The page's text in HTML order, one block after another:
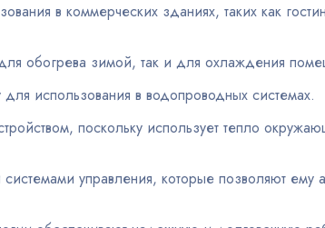
в коммерческих зданиях, таких как
для обогрева зимой, так и для охлаждения
использования в водопроводных системах.
поскольку использует тепло
управления, которые позволяют ему